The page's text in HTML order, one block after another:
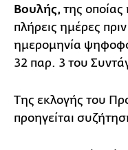
Βουλής, της οποίας
πλήρεις ημέρες
ημερομηνία
32 παρ. 3 του
Της εκλογής του
προηγείται